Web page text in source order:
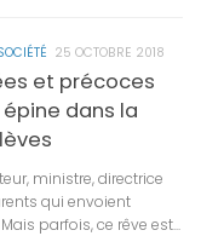
25 OCTOBRE 2018
et précoces
dans la
ministre, directrice
qui envoient
parfois, ce rêve est...